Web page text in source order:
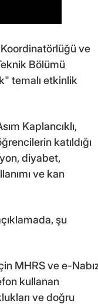
ve
Bölümü
temalı etkinlik
Kaplancıklı,
katıldığı
diyabet,
ve kan
şu
MHRS ve e-
kullanan
ve doğru